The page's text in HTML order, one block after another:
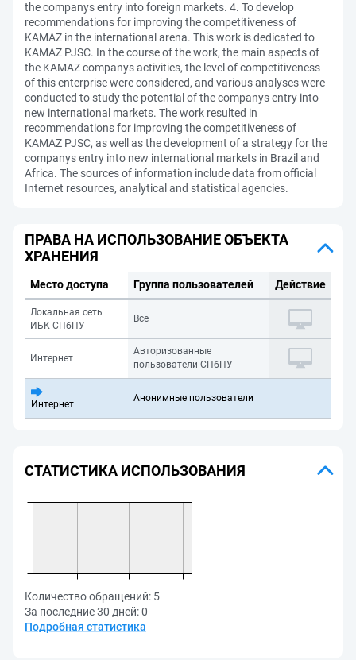
the companys entry into foreign markets. 4. To develop
recommendations for improving the competitiveness of
KAMAZ in the international arena. This work is dedicated to
KAMAZ PJSC. In the course of the work, the main aspects of
the KAMAZ companys activities, the level of competitiveness
of this enterprise were considered, and various analyses were
conducted to study the potential of the companys entry into
new international markets. The work resulted in
recommendations for improving the competitiveness of
KAMAZ PJSC, as well as the development of a strategy for the
companys entry into new international markets in Brazil and
Africa. The sources of information include data from official
Internet resources, analytical and statistical agencies.
ПРАВА НА ИСПОЛЬЗОВАНИЕ ОБЪЕКТА
ХРАНЕНИЯ
Место доступа Группа пользователей Действие
Локальная сеть
ИБК СПбПУ
Все
Интернет
Авторизованные
пользователи СПбПУ
Интернет
Анонимные пользователи
СТАТИСТИКА ИСПОЛЬЗОВАНИЯ
Количество обращений: 5
За последние 30 дней:0
Подробная статистика